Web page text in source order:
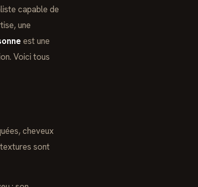
capable de
une
est une
Voici tous
cheveux
sont